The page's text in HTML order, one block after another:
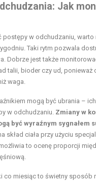
Jak
postępy w odchudzaniu, warto
Taki rytm pozwala
Dobrze jest także
talii, bioder czy ud, ponieważ
waga.
mogą być ubrania –
w odchudzaniu. Zmiany w
być wyraźnym sygnałem
skład ciała przy użyciu
to ocenę proporcji
co miesiąc to świetny sposób